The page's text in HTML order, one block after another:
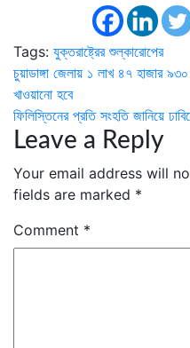
Tags: যুক্তরাষ্ট্রের শুল্কারোপের
Post
navigation
চুয়াডাঙ্গা জেলায় ১ লাখ ৪৭ হাজার
খাওয়ানো হবে
ফিলিস্তিনের প্রতি সংহতি জানিয়ে
Leave a Reply
Your email address will
fields are marked *
Comment *